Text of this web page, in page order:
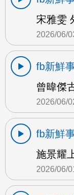
宋雅雯
2026/06/
fb新鮮
曾暐傑
2026/06/
fb新鮮
施景耀
2026/06/